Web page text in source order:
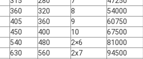
360 320 8 54000
405 360 9 60750
450 400 10 67500
540 480 2×6 81000
630 560 2x7 94500